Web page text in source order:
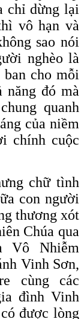
chỉ dừng lại
vô hạn và
sao nói
nghèo là
cho mỗi
năng đó mà
quanh
của niềm
chính cuộc
chữ tình
con người
thương xót
Chúa qua
Vô Nhiễm
Vinh Sơn,
cùng các
đình Vinh
được lòng